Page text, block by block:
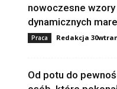
nowoczesne
dynamicznych
Praca Redakcja
Od potu do